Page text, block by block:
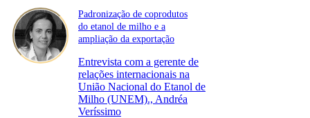
Padronização de coprodutos
do etanol de milho e a
ampliação da exportação
Entrevista com a gerente de
relações internacionais na
União Nacional do Etanol de
Milho (UNEM)., Andréa
Veríssimo